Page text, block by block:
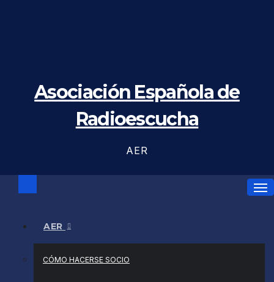
Asociación Española de
Radioescucha
AER
AER
CÓMO HACERSE SOCIO